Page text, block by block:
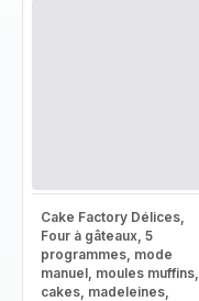
Cake Factory Délices,
Four à gâteaux, 5
programmes, mode
manuel, moules muffins,
cakes, madeleines,